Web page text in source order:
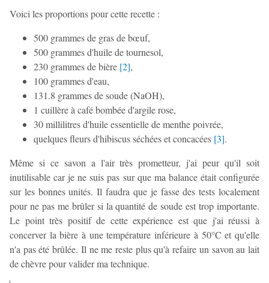
Voici les proportions pour cette recette :
500 grammes de gras de bœuf,
500 grammes d'huile de tournesol,
230 grammes de bière [2],
100 grammes d'eau,
131.8 grammes de soude (NaOH),
1 cuillère à café bombée d'argile rose,
30 millilitres d'huile essentielle de menthe poivrée,
quelques fleurs d'hibiscus séchées et concacées [3].
Même si ce savon a l'air très prometteur, j'ai peur qu'il soit
inutilisable car je ne suis pas sur que ma balance était configurée
sur les bonnes unités. Il faudra que je fasse des tests localement
pour ne pas me brûler si la quantité de soude est trop importante.
Le point très positif de cette expérience est que j'ai réussi à
concerver la bière à une température inférieure à 50°C et qu'elle
n'a pas été brûlée. Il ne me reste plus qu'à refaire un savon au lait
de chèvre pour valider ma technique.